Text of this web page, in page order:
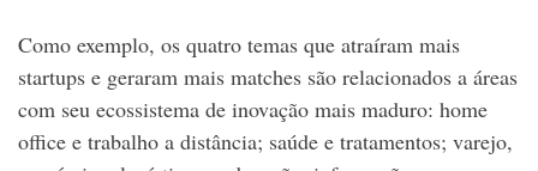
Como exemplo, os quatro temas que atraíram mais
startups e geraram mais matches são relacionados a áreas
com seu ecossistema de inovação mais maduro: home
office e trabalho a distância; saúde e tratamentos; varejo,